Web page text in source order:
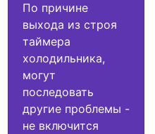
По причине
выхода из строя
таймера
холодильника,
могут
последовать
другие проблемы -
не включится